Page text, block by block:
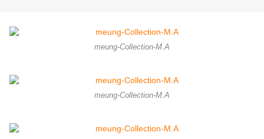
meung-Collection-M.A
meung-Collection-M.A